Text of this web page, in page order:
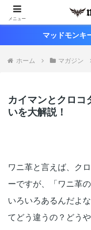
マッドモンキ
ホーム マガジン
カイマンとクロコ
いを大解説！
ワニ革と言えば、ク
ーですが、「ワニ革
いろいろあるんだよ
てどう違うの？どう
メニュー